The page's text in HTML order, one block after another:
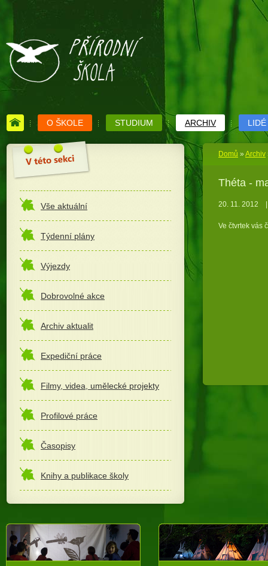
O ŠKOLE STUDIUM ARCHIV LIDÉ
Vše aktuální
Týdenní plány
Výjezdy
Dobrovolné akce
Archiv aktualit
Expediční práce
Filmy, videa, umělecké projekty
Profilové práce
Časopisy
Knihy a publikace školy
Domů » Archiv
Théta -
20. 11. 2012
Ve čtvrtek vás